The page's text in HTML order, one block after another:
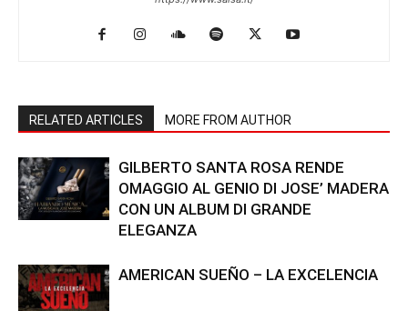
RELATED ARTICLES MORE FROM AUTHOR
GILBERTO SANTA ROSA RENDE
OMAGGIO AL GENIO DI JOSE’ MADERA
CON UN ALBUM DI GRANDE
ELEGANZA
AMERICAN SUEÑO – LA EXCELENCIA